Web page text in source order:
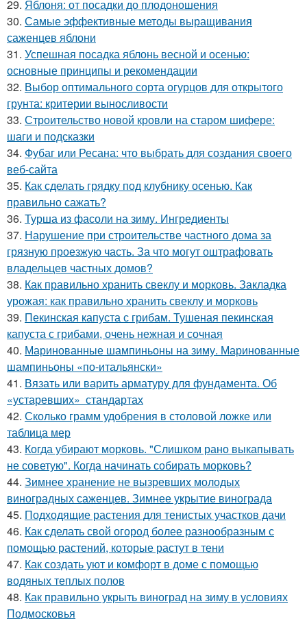
29. Яблоня: от посадки до плодоношения
30. Самые эффективные методы выращивания
саженцев яблони
31. Успешная посадка яблонь весной и осенью:
основные принципы и рекомендации
32. Выбор оптимального сорта огурцов для открытого
грунта: критерии выносливости
33. Строительство новой кровли на старом шифере:
шаги и подсказки
34. Фубаг или Ресана: что выбрать для создания своего
веб-сайта
35. Как сделать грядку под клубнику осенью. Как
правильно сажать?
36. Турша из фасоли на зиму. Ингредиенты
37. Нарушение при строительстве частного дома за
грязную проезжую часть. За что могут оштрафовать
владельцев частных домов?
38. Как правильно хранить свеклу и морковь. Закладка
урожая: как правильно хранить свеклу и морковь
39. Пекинская капуста с грибам. Тушеная пекинская
капуста с грибами, очень нежная и сочная
40. Маринованные шампиньоны на зиму. Маринованные
шампиньоны «по-итальянски»
41. Вязать или варить арматуру для фундамента. Об
«устаревших» стандартах
42. Сколько грамм удобрения в столовой ложке или
таблица мер
43. Когда убирают морковь. "Слишком рано выкапывать
не советую". Когда начинать собирать морковь?
44. Зимнее хранение не вызревших молодых
виноградных саженцев. Зимнее укрытие винограда
45. Подходящие растения для тенистых участков дачи
46. Как сделать свой огород более разнообразным с
помощью растений, которые растут в тени
47. Как создать уют и комфорт в доме с помощью
водяных теплых полов
48. Как правильно укрыть виноград на зиму в условиях
Подмосковья